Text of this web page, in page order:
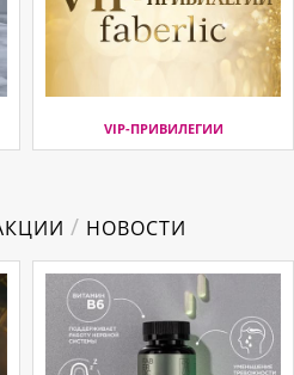
VIP-ПРИВИЛЕГИИ
/ НОВОСТИ